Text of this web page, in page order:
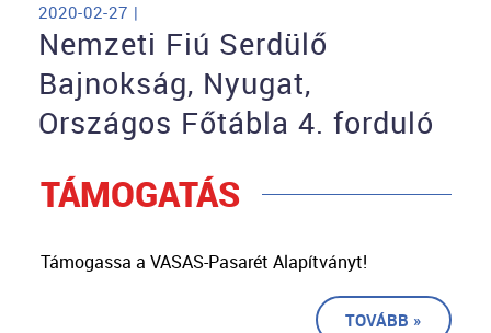
2020-02-27 |
Nemzeti Fiú Serdülő
Bajnokság, Nyugat,
Országos Főtábla 4. forduló
TÁMOGATÁS
Támogassa a VASAS-Pasarét Alapítványt!
TOVÁBB »